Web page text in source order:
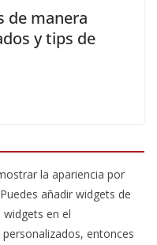
de manera
y tips de
la apariencia por
añadir widgets de
en el
entonces